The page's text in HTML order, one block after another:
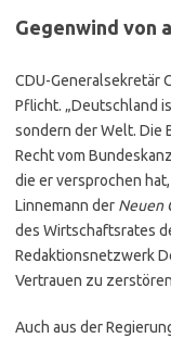
Gegenwind von
CDU-Generalsekretär
Pflicht. „Deutschland
sondern der Welt. Die
Recht vom
die er versprochen
Linnemann der Neuen
des Wirtschaftsrates
Redaktionsnetzwerk
Vertrauen zu
Auch aus der